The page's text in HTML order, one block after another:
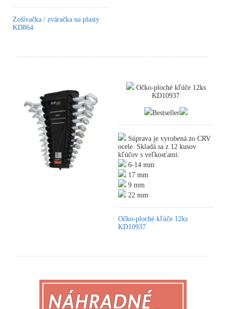
Zošívačka / zváračka na plasty
KD864
Očko-ploché kľúče 12ks
KD10937
Bestseller
Súprava je vyrobená zo CRV
ocele. Skladá sa z 12 kusov
kľúčov s veľkosťami:
6-14 mm
17 mm
9 mm
22 mm
Očko-ploché kľúče 12ks
KD10937